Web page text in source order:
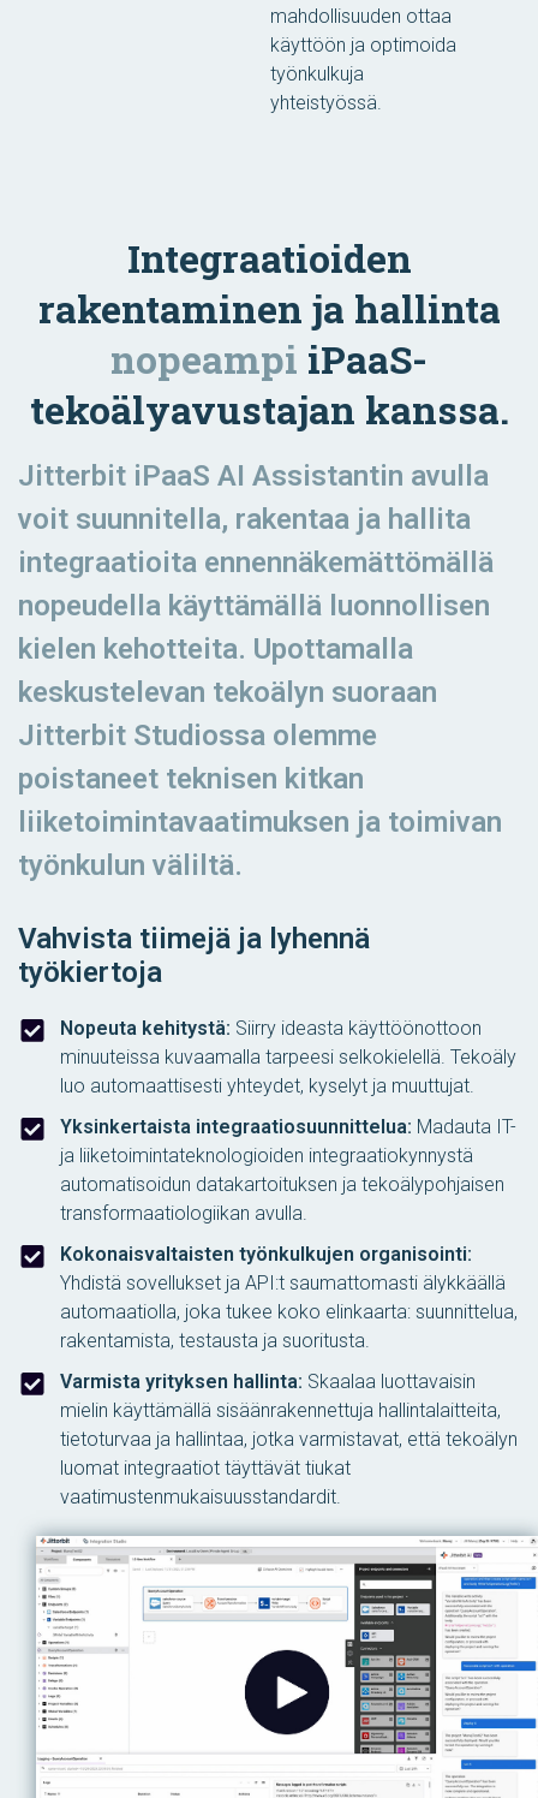
mahdollisuuden ottaa
käyttöön ja optimoida
työnkulkuja
yhteistyössä.
Integraatioiden
rakentaminen ja hallinta
nopeampi iPaaS-
tekoälyavustajan kanssa.
Jitterbit iPaaS AI Assistantin avulla
voit suunnitella, rakentaa ja hallita
integraatioita ennennäkemättömällä
nopeudella käyttämällä luonnollisen
kielen kehotteita. Upottamalla
keskustelevan tekoälyn suoraan
Jitterbit Studiossa olemme
poistaneet teknisen kitkan
liiketoimintavaatimuksen ja toimivan
työnkulun väliltä.
Vahvista tiimejä ja lyhennä
työkiertoja
Nopeuta kehitystä: Siirry ideasta käyttöönottoon
minuuteissa kuvaamalla tarpeesi selkokielellä. Tekoäly
luo automaattisesti yhteydet, kyselyt ja muuttujat.
Yksinkertaista integraatiosuunnittelua: Madauta IT-
ja liiketoimintateknologioiden integraatiokynnystä
automatisoidun datakartoituksen ja tekoälypohjaisen
transformaatiologiikan avulla.
Kokonaisvaltaisten työnkulkujen organisointi:
Yhdistä sovellukset ja API:t saumattomasti älykkäällä
automaatiolla, joka tukee koko elinkaarta: suunnittelua,
rakentamista, testausta ja suoritusta.
Varmista yrityksen hallinta: Skaalaa luottavaisin
mielin käyttämällä sisäänrakennettuja hallintalaitteita,
tietoturvaa ja hallintaa, jotka varmistavat, että tekoälyn
luomat integraatiot täyttävät tiukat
vaatimustenmukaisuusstandardit.